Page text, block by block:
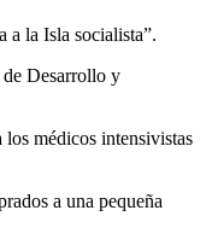
a la Isla socialista”.
de Desarrollo y
los médicos intensivistas
a una pequeña